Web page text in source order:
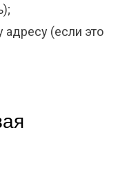
(если это